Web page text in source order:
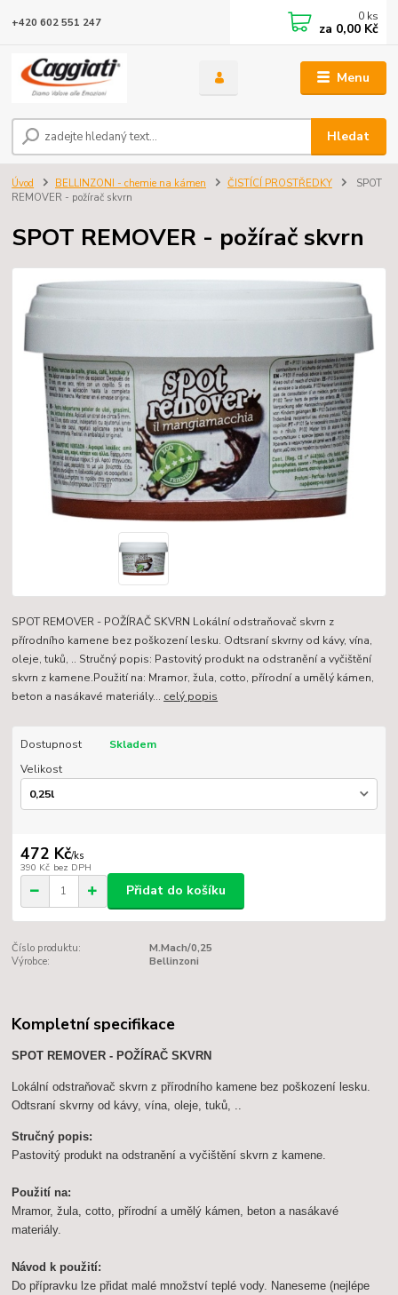
Menu
Hledat
+420 602 551 247 0 ks
za 0,00 Kč
Úvod BELLINZONI - chemie na kámen ČISTÍCÍ PROSTŘEDKY
SPOT
REMOVER - požírač skvrn
SPOT REMOVER - požírač skvrn
SPOT REMOVER - POŽÍRAČ SKVRN Lokální odstraňovač skvrn z
přírodního kamene bez poškození lesku. Odtsraní skvrny od kávy, vína,
oleje, tuků, .. Stručný popis: Pastovitý produkt na odstranění a vyčištění
skvrn z kamene.Použití na: Mramor, žula, cotto, přírodní a umělý kámen,
beton a nasákavé materiály... celý popis
Dostupnost
Skladem
Velikost
472 Kč/ks
390 Kč bez DPH
Přidat do košíku
Číslo produktu:
M.Mach/0,25
Výrobce:
Bellinzoni
Kompletní specifikace
SPOT REMOVER - POŽÍRAČ SKVRN
Lokální odstraňovač skvrn z přírodního kamene bez poškození lesku.
Odtsraní skvrny od kávy, vína, oleje, tuků, ..
Stručný popis:
Pastovitý produkt na odstranění a vyčištění skvrn z kamene.
Použití na:
Mramor, žula, cotto, přírodní a umělý kámen, beton a nasákavé
materiály.
Návod k použití:
Do přípravku lze přidat malé množství teplé vody. Naneseme (nejlépe